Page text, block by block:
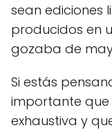
sean ediciones
producidos en
gozaba de
Si estás
importante que
exhaustiva y